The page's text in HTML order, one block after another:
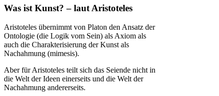
Was ist Kunst? – laut Aristoteles
Aristoteles übernimmt von Platon den Ansatz der
Ontologie (die Logik vom Sein) als Axiom als
auch die Charakterisierung der Kunst als
Nachahmung (mimesis).
Aber für Aristoteles teilt sich das Seiende nicht in
die Welt der Ideen einerseits und die Welt der
Nachahmung andererseits.